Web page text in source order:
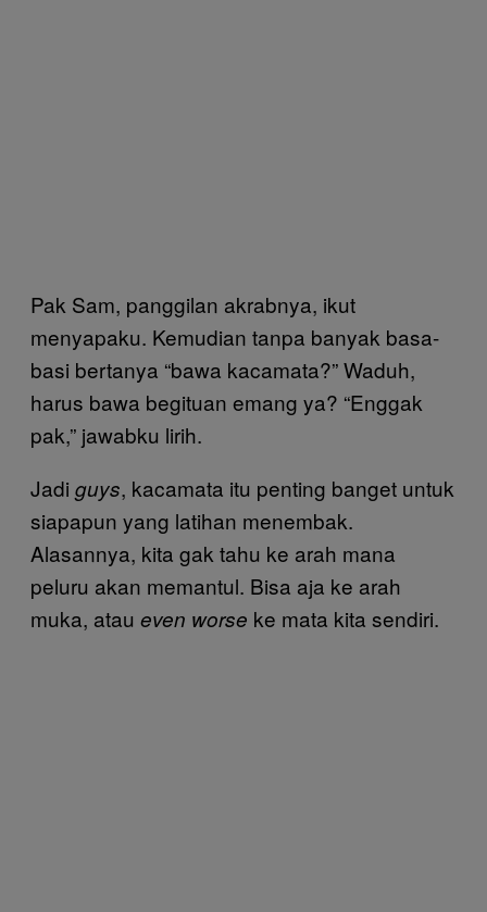
Pak Sam, panggilan akrabnya, ikut
menyapaku. Kemudian tanpa banyak basa-
basi bertanya “bawa kacamata?” Waduh,
harus bawa begituan emang ya? “Enggak
pak,” jawabku lirih.
Jadi guys, kacamata itu penting banget untuk
siapapun yang latihan menembak.
Alasannya, kita gak tahu ke arah mana
peluru akan memantul. Bisa aja ke arah
muka, atau even worse ke mata kita sendiri.